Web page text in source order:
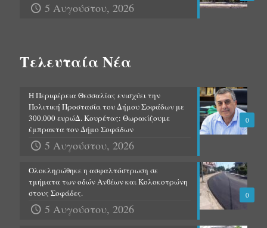
5 Αυγούστου, 2026
Τελευταία Νέα
0
Η Περιφέρεια Θεσσαλίας ενισχύει την
Πολιτική Προστασία του Δήμου Σοφάδων με
300.000 ευρώΔ. Κουρέτας: Θωρακίζουμε
έμπρακτα τον Δήμο Σοφάδων
5 Αυγούστου, 2026
0
Ολοκληρώθηκε η ασφαλτόστρωση σε
τμήματα των οδών Ανθέων και Κολοκοτρώνη
στους Σοφάδες.
5 Αυγούστου, 2026